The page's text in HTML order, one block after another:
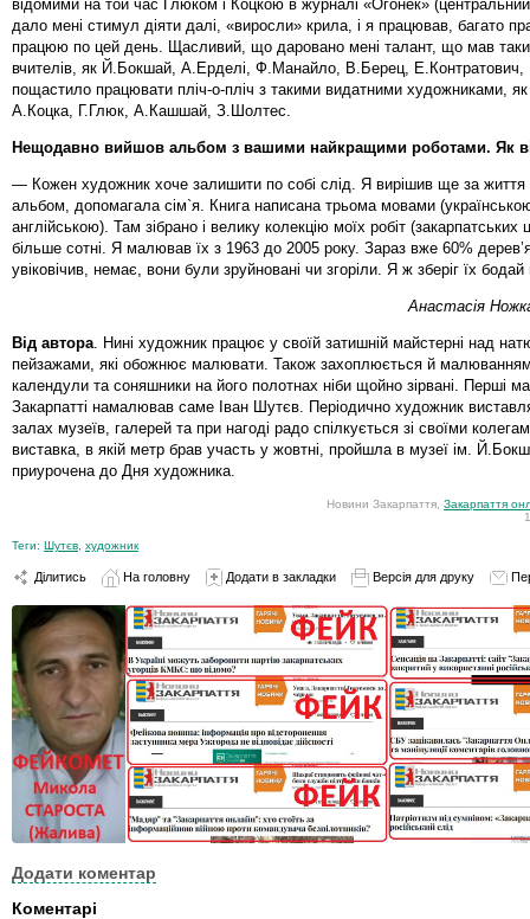
відомими на той час Глюком і Коцкою в журналі «Огонек»
дало мені стимул діяти далі, «виросли» крила, і я працював, багато
працюю по цей день. Щасливий, що даровано мені талант, що мав
вчителів, як Й.Бокшай, А.Ерделі, Ф.Манайло, В.Берец, Е.Контратович,
пощастило працювати пліч-о-пліч з такими видатними художниками,
А.Коцка, Г.Глюк, А.Кашшай, З.Шолтес.
Нещодавно вийшов альбом з вашими найкращими роботами. Як
— Кожен художник хоче залишити по собі слід. Я вирішив ще за життя
альбом, допомагала сім`я. Книга написана трьома мовами
англійською). Там зібрано і велику колекцію моїх робіт (закарпатських
більше сотні. Я малював їх з 1963 до 2005 року. Зараз вже 60%
увіковічив, немає, вони були зруйновані чи згоріли. Я ж зберіг їх
Анастасія
Від автора . Нині художник працює у своїй затишній майстерні над
пейзажами, які обожнює малювати. Також захоплюється й малюванням
календули та соняшники на його полотнах ніби щойно зірвані. Перші
Закарпатті намалював саме Іван Шутєв. Періодично художник
залах музеїв, галерей та при нагоді радо спілкується зі своїми
виставка, в якій метр брав участь у жовтні, пройшла в музеї ім.
приурочена до Дня художника.
Новини Закарпаття, Закарпаття
Теги: Шутєв художник
Ділитись На головну Додати в закладки Версія для друку
Додати коментар
Коментарі